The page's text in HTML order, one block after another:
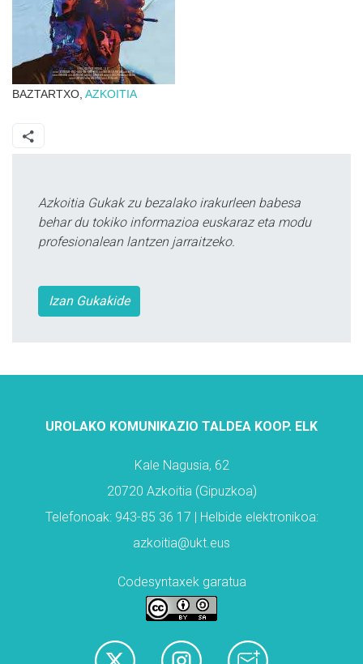
BAZTARTXO, AZKOITIA
Azkoitia Gukak zu bezalako irakurleen babesa
behar du tokiko informazioa euskaraz eta modu
profesionalean lantzen jarraitzeko.
Izan Gukakide
UROLAKO KOMUNIKAZIO TALDEA KOOP. ELK
Kale Nagusia, 62
20720 Azkoitia (Gipuzkoa)
Telefonoak: 943-85 36 17 | Helbide elektronikoa:
azkoitia@ukt.eus
Codesyntaxek garatua